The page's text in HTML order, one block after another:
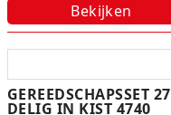
Bekijken
GEREEDSCHAPSSET 27
DELIG IN KIST 4740
Spaarpotten
Speelfiguren en sets
Spidey